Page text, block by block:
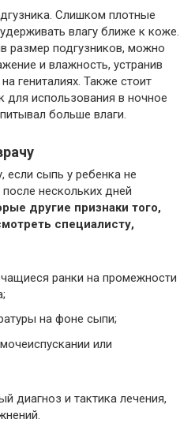
Слишком плотные
влагу ближе к коже.
размер подгузников, можно
и влажность, устранив
гениталиях. Также стоит
для использования в ночное
больше влаги.
если сыпь у ребенка не
нескольких дней
другие признаки того,
специалисту,
ранки на промежности
на фоне сыпи;
или
диагноз и тактика лечения,